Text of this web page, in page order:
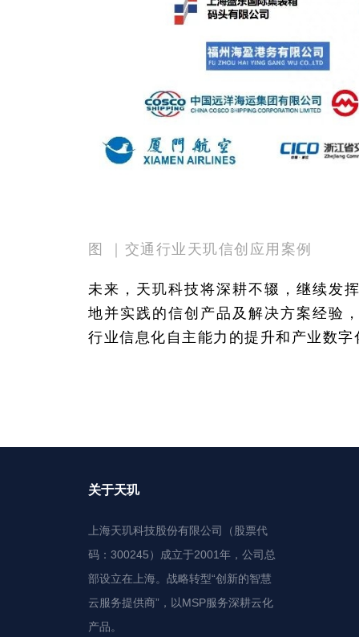
图 ｜交通行业天玑信创应用案例
未来，天玑科技将深耕不辍，继续发
地并实践的信创产品及解决方案经验
行业信息化自主能力的提升和产业数
关于天玑
上海天玑科技股份有限公司（股票代
码：300245）成立于2001年，公司总
部设立在上海。战略转型“创新的智慧
云服务提供商”，以MSP服务深耕云化
产品。